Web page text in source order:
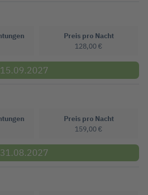
Preis pro Nacht
128,00 €
Preis pro Nacht
159,00 €